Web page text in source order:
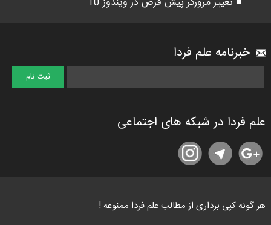
خبرنامه علم فردا
علم فردا در شبکه های اجتماعی
هر گونه کپی برداری از مطالب علم فردا ممنوعه !